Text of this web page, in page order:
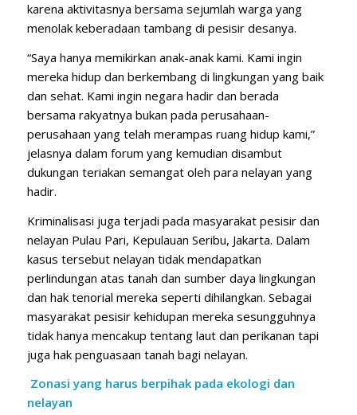
karena aktivitasnya bersama sejumlah warga yang
menolak keberadaan tambang di pesisir desanya.
“Saya hanya memikirkan anak-anak kami. Kami ingin
mereka hidup dan berkembang di lingkungan yang baik
dan sehat. Kami ingin negara hadir dan berada
bersama rakyatnya bukan pada perusahaan-
perusahaan yang telah merampas ruang hidup kami,”
jelasnya dalam forum yang kemudian disambut
dukungan teriakan semangat oleh para nelayan yang
hadir.
Kriminalisasi juga terjadi pada masyarakat pesisir dan
nelayan Pulau Pari, Kepulauan Seribu, Jakarta. Dalam
kasus tersebut nelayan tidak mendapatkan
perlindungan atas tanah dan sumber daya lingkungan
dan hak tenorial mereka seperti dihilangkan. Sebagai
masyarakat pesisir kehidupan mereka sesungguhnya
tidak hanya mencakup tentang laut dan perikanan tapi
juga hak penguasaan tanah bagi nelayan.
Zonasi yang harus berpihak pada ekologi dan
nelayan